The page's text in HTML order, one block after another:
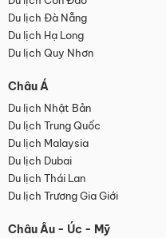
Du lịch Đà Nẵng
Du lịch Hạ Long
Du lịch Quy Nhơn
Châu Á
Du lịch Nhật Bản
Du lịch Trung Quốc
Du lịch Malaysia
Du lịch Dubai
Du lịch Thái Lan
Du lịch Trương Gia Giới
Châu Âu - Úc - Mỹ